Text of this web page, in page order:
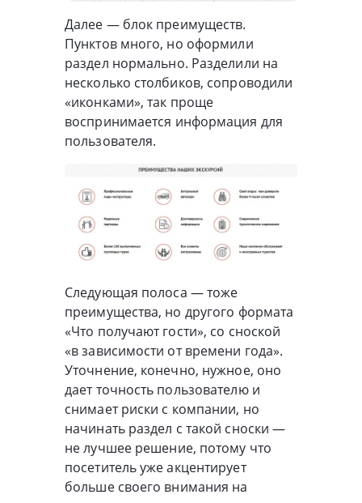
Далее — блок преимуществ.
Пунктов много, но оформили
раздел нормально. Разделили на
несколько столбиков, сопроводили
«иконками», так проще
воспринимается информация для
пользователя.
Следующая полоса — тоже
преимущества, но другого формата
«Что получают гости», со сноской
«в зависимости от времени года».
Уточнение, конечно, нужное, оно
дает точность пользователю и
снимает риски с компании, но
начинать раздел с такой сноски —
не лучшее решение, потому что
посетитель уже акцентирует
больше своего внимания на